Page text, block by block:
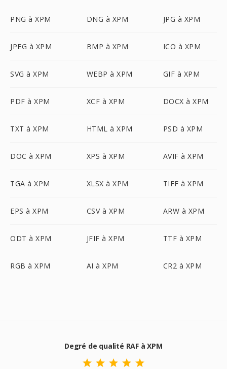
PNG à XPM DNG à XPM JPG à XPM
JPEG à XPM BMP à XPM ICO à XPM
SVG à XPM WEBP à XPM GIF à XPM
PDF à XPM XCF à XPM DOCX à XPM
TXT à XPM HTML à XPM PSD à XPM
DOC à XPM XPS à XPM AVIF à XPM
TGA à XPM XLSX à XPM TIFF à XPM
EPS à XPM CSV à XPM ARW à XPM
ODT à XPM JFIF à XPM TTF à XPM
RGB à XPM AI à XPM CR2 à XPM
Degré de qualité RAF à XPM